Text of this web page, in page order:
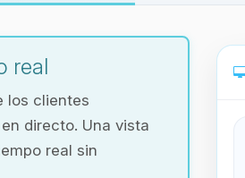
real
los clientes
directo. Una vista
real sin